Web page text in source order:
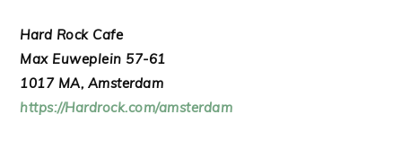
Hard Rock Cafe
Max Euweplein 57-61
1017 MA, Amsterdam
https://Hardrock.com/amsterdam